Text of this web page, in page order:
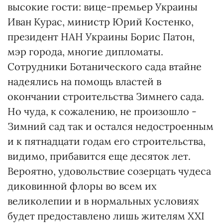
высокие гости: вице-премьер Украины
Иван Курас, министр Юрий Костенко,
президент НАН Украины Борис Патон,
мэр города, многие дипломаты.
Сотрудники Ботанического сада втайне
надеялись на помощь властей в
окончании строительства Зимнего сада.
Но чуда, к сожалению, не произошло -
Зимний сад так и остался недостроенным
и к пятнадцати годам его строительства,
видимо, прибавится еще десяток лет.
Вероятно, удовольствие созерцать чудеса
диковинной флоры во всем их
великолепии и в нормальных условиях
будет предоставлено лишь жителям XXI